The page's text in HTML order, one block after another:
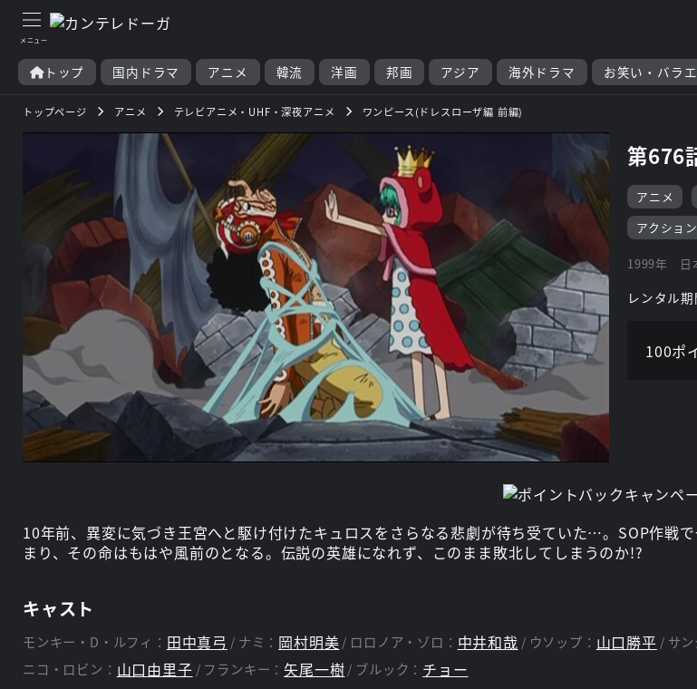
トップ 国内ドラマ アニメ 韓流 洋画 邦画 アジア 海外ドラマ お笑い・バラ
トップページ アニメ テレビアニメ・UHF・深夜アニメ ワンピース(ドレスローザ編 前編)
第676
アニメ
アクショ
1999年 日
レンタル
100ポ
10年前、異変に気づき王宮へと駆け付けたキュロスをさらなる悲劇が待ち受ていた…。SOP作戦
まり、その命はもはや風前のとなる。伝説の英雄になれず、このまま敗北してしまうのか!?
キャスト
モンキー・D・ルフィ： 田中真弓 ナミ： 岡村明美 ロロノア・ゾロ： 中井和哉 ウソップ： 山口勝平 サン
ニコ・ロビン： 山口由里子 フランキー： 矢尾一樹 ブルック： チョー